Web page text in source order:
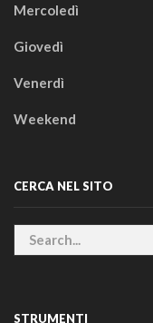
Mercoledì
Giovedì
Venerdì
Weekend
CERCA NEL SITO
STRUMENTI